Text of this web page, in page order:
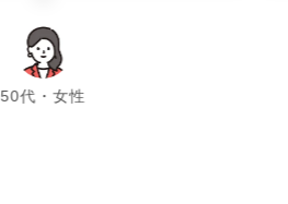
50代・女性
chevron_left chevron_right